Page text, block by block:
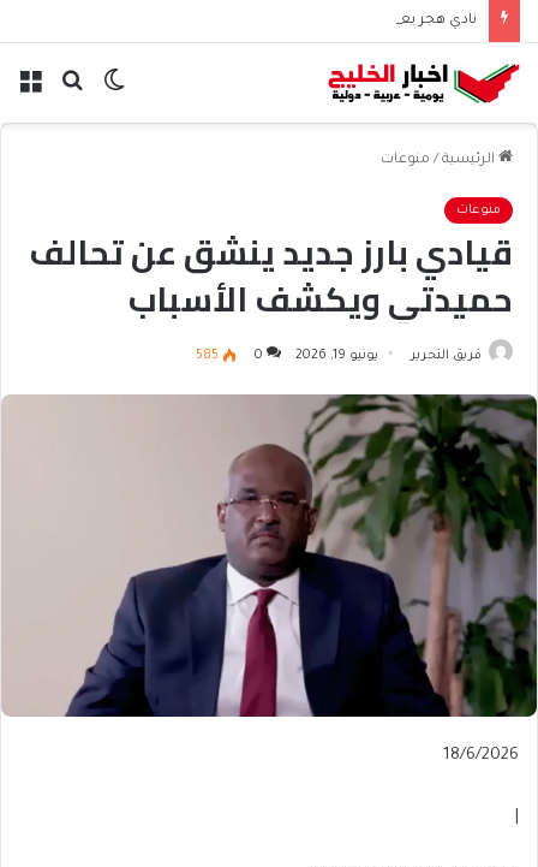
نادي هجر يعلن التعاقد مع المدافع الجزائري “أيوب دربال”
بحث الوضع
الرئيسية / منوعات
منوعات
قيادي بارز جديد ينشق عن تحالف
حميدتي ويكشف الأسباب
فريق التحرير يونيو 19, 2026 0
585
Published
18/6/2026